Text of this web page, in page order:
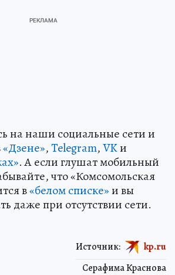
на наши социальные сети и
«Дзене»,Telegram,VKи
. А если глушат мобильный
что «Комсомольская
в«белом списке»и вы
даже при отсутствии сети.
Серафима Краснова
Источник: kp.ru